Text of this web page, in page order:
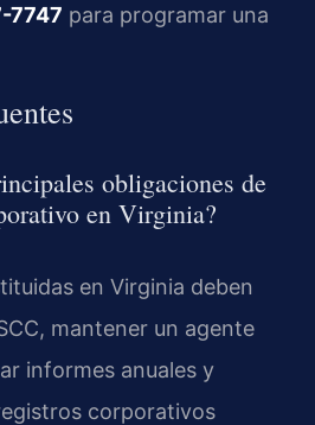
7747 para programar una
obligaciones de
en Virginia?
en Virginia deben
mantener un agente
informes anuales y
corporativos